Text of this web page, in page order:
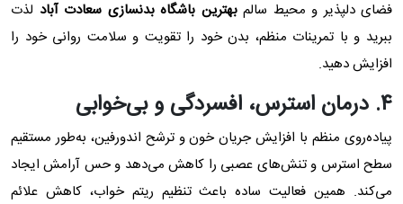
فضای دلپذیر و محیط سالمبهترین باشگاه بدنسازی سعادت آباد لذت
ببرید و با تمرینات منظم، بدن خود را تقویت و سلامت روانی خود را
افزایش دهید.
۴. درمان استرس، افسردگی و بی‌خوابی
پیاده‌روی منظم با افزایش جریان خون و ترشح اندورفین، به‌طور مستقیم
سطح استرس و تنش‌های عصبی را کاهش می‌دهد و حس آرامش ایجاد
می‌کند. همین فعالیت ساده باعث تنظیم ریتم خواب، کاهش علائم